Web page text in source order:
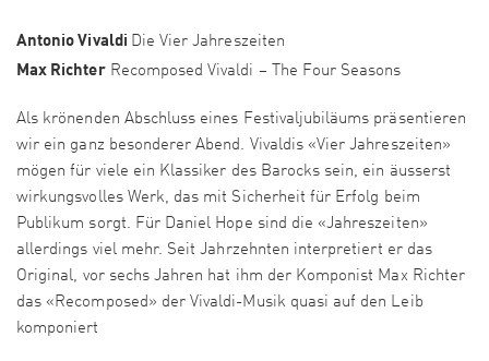
Antonio Vivaldi Die Vier Jahreszeiten
Max RichterRecomposed Vivaldi – The Four Seasons
Als krönenden Abschluss eines Festivaljubiläums präsentieren
wir ein ganz besonderer Abend. Vivaldis «Vier Jahreszeiten»
mögen für viele ein Klassiker des Barocks sein, ein äusserst
wirkungsvolles Werk, das mit Sicherheit für Erfolg beim
Publikum sorgt. Für Daniel Hope sind die «Jahreszeiten»
allerdings viel mehr. Seit Jahrzehnten interpretiert er das
Original, vor sechs Jahren hat ihm der Komponist Max Richter
das «Recomposed» der Vivaldi-Musik quasi auf den Leib
komponiert